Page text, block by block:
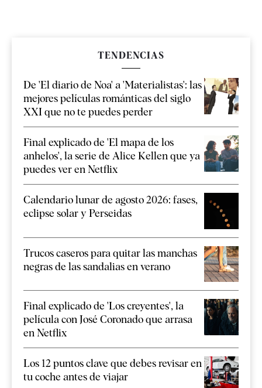
TENDENCIAS
De 'El diario de Noa' a 'Materialistas': las
mejores películas románticas del siglo
XXI que no te puedes perder
Final explicado de 'El mapa de los
anhelos', la serie de Alice Kellen que ya
puedes ver en Netflix
Calendario lunar de agosto 2026: fases,
eclipse solar y Perseidas
Trucos caseros para quitar las manchas
negras de las sandalias en verano
Final explicado de 'Los creyentes', la
película con José Coronado que arrasa
en Netflix
Los 12 puntos clave que debes revisar en
tu coche antes de viajar